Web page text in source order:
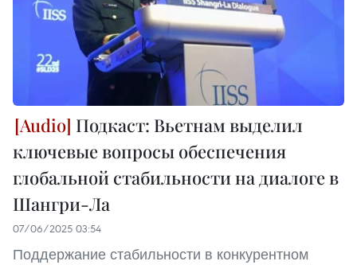
Подкаст: Вьетнам выделил
ключевые вопросы обеспечения
глобальной стабильности на диалоге в
Шангри-Ла
07/06/2025 03:54
Поддержание стабильности в конкурентном